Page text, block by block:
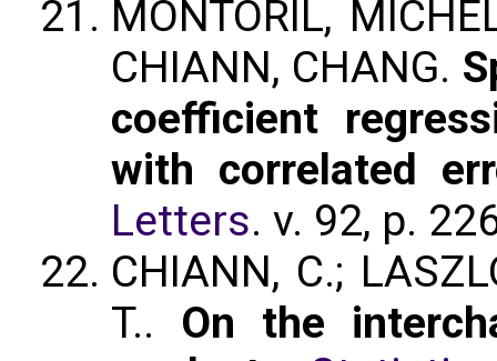
MONTORIL,
CHIANN, CHANG.
coefficient
with correlated
Letters. v. 92, p.
CHIANN, C.;
T.. On the